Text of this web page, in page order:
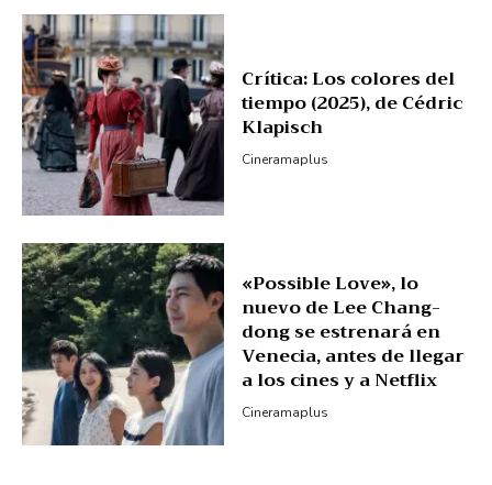
Crítica: Los colores del
tiempo (2025), de Cédric
Klapisch
Cineramaplus
«Possible Love», lo
nuevo de Lee Chang-
dong se estrenará en
Venecia, antes de llegar
a los cines y a Netflix
Cineramaplus